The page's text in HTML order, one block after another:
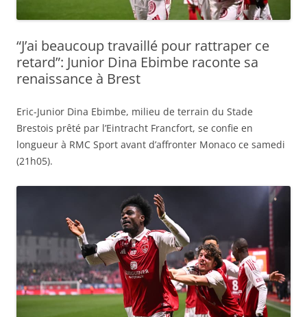
“J’ai beaucoup travaillé pour rattraper ce
retard”: Junior Dina Ebimbe raconte sa
renaissance à Brest
Eric-Junior Dina Ebimbe, milieu de terrain du Stade
Brestois prêté par l’Eintracht Francfort, se confie en
longueur à RMC Sport avant d’affronter Monaco ce samedi
(21h05).